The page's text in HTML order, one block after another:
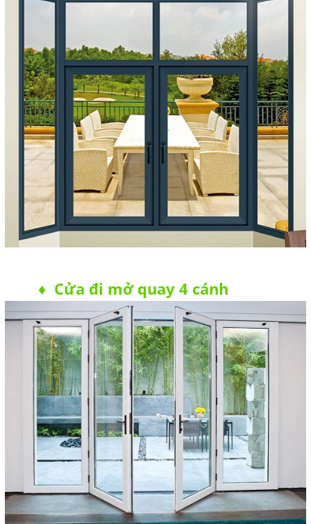
♦ Cửa đi mở quay 4 cánh